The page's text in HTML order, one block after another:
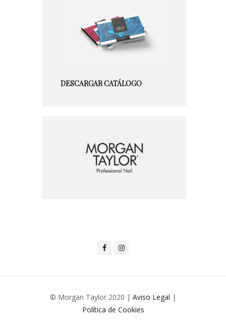
DESCARGAR CATÁLOGO
© Morgan Taylor 2020 | Aviso Legal |
Política de Cookies